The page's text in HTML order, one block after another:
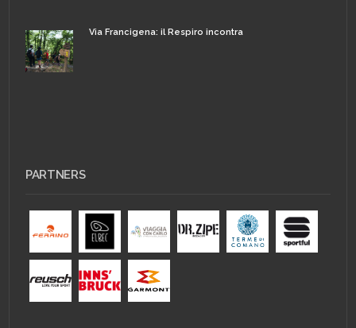
Via Francigena: il Respiro incontra
PARTNERS